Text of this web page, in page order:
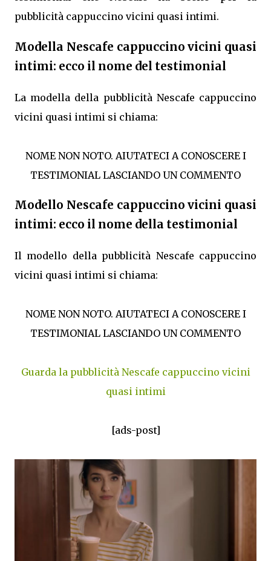
pubblicità cappuccino vicini quasi intimi.
Modella Nescafe cappuccino vicini quasi
intimi: ecco il nome del testimonial
La modella della pubblicità Nescafe cappuccino
vicini quasi intimi si chiama:
NOME NON NOTO. AIUTATECI A CONOSCERE I
TESTIMONIAL LASCIANDO UN COMMENTO
Modello Nescafe cappuccino vicini quasi
intimi: ecco il nome della testimonial
Il modello della pubblicità Nescafe cappuccino
vicini quasi intimi si chiama:
NOME NON NOTO. AIUTATECI A CONOSCERE I
TESTIMONIAL LASCIANDO UN COMMENTO
Guarda la pubblicità Nescafe cappuccino vicini
quasi intimi
[ads-post]